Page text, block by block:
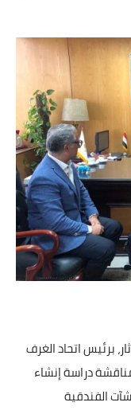
برئيس اتحاد الغرف
دراسة إنشاء
الفندقية